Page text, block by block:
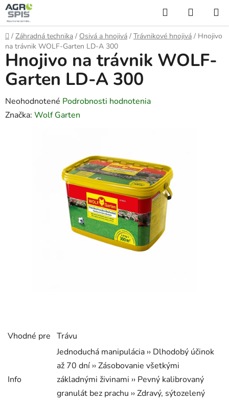
Prejsť
na
obsah
Hľadať
KOŠÍK
Domov
/ Záhradná technika / Osivá a hnojivá / Trávnikové hnojivá / Hnojivo
na trávnik WOLF-Garten LD-A 300
Vhodné pre Trávu
Info
Jednoduchá manipulácia ›› Dlhodobý účinok
až 70 dní ›› Zásobovanie všetkými
základnými živinami ›› Pevný kalibrovaný
granulát bez prachu ›› Zdravý, sýtozelený
Hnojivo na trávnik WOLF-
Garten LD-A 300
Priemerné
hodnotenie
Neohodnotené Podrobnosti hodnotenia
Značka: Wolf Garten